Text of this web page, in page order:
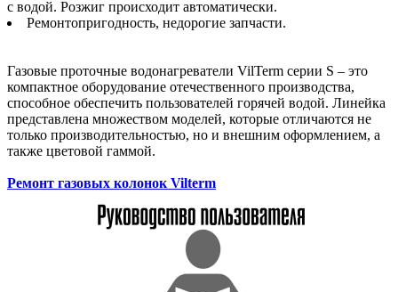
с водой. Розжиг происходит автоматически.
Ремонтопригодность, недорогие запчасти.
Газовые проточные водонагреватели VilTerm серии S – это
компактное оборудование отечественного производства,
способное обеспечить пользователей горячей водой. Линейка
представлена множеством моделей, которые отличаются не
только производительностью, но и внешним оформлением, а
также цветовой гаммой.
Ремонт газовых колонок Vilterm